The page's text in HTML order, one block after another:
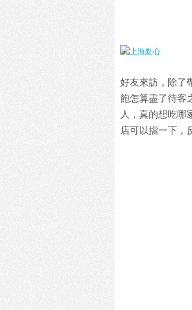
好友來訪，除了
飽怎算盡了待客
人，真的想吃哪
店可以擋一下，